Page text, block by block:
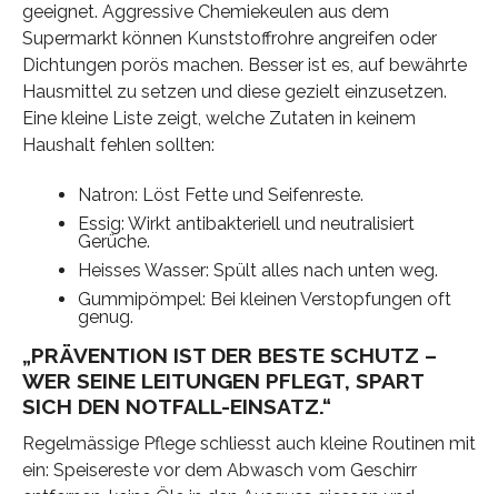
geeignet. Aggressive Chemiekeulen aus dem
Supermarkt können Kunststoffrohre angreifen oder
Dichtungen porös machen. Besser ist es, auf bewährte
Hausmittel zu setzen und diese gezielt einzusetzen.
Eine kleine Liste zeigt, welche Zutaten in keinem
Haushalt fehlen sollten:
Natron: Löst Fette und Seifenreste.
Essig: Wirkt antibakteriell und neutralisiert
Gerüche.
Heisses Wasser: Spült alles nach unten weg.
Gummipömpel: Bei kleinen Verstopfungen oft
genug.
„PRÄVENTION IST DER BESTE SCHUTZ –
WER SEINE LEITUNGEN PFLEGT, SPART
SICH DEN NOTFALL-EINSATZ.“
Regelmässige Pflege schliesst auch kleine Routinen mit
ein: Speisereste vor dem Abwasch vom Geschirr